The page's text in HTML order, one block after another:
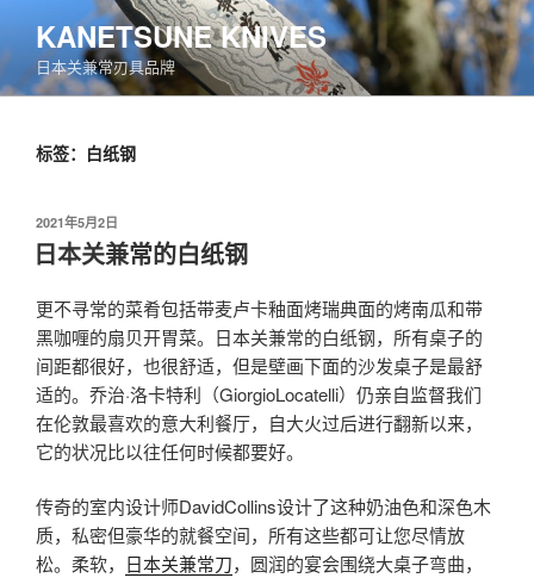
内
容
KANETSUNE KNIVES
日本关兼常刃具品牌
标签：白纸钢
发
布
于
2021年5月2日
日本关兼常的白纸钢
更不寻常的菜肴包括带麦卢卡釉面烤瑞典面的烤南瓜和带
黑咖喱的扇贝开胃菜。日本关兼常的白纸钢，所有桌子的
间距都很好，也很舒适，但是壁画下面的沙发桌子是最舒
适的。乔治·洛卡特利（GiorgioLocatelli）仍亲自监督我们
在伦敦最喜欢的意大利餐厅，自大火过后进行翻新以来，
它的状况比以往任何时候都要好。
传奇的室内设计师DavidCollins设计了这种奶油色和深色木
质，私密但豪华的就餐空间，所有这些都可让您尽情放
松。柔软， 日本关兼常刀，圆润的宴会围绕大桌子弯曲，